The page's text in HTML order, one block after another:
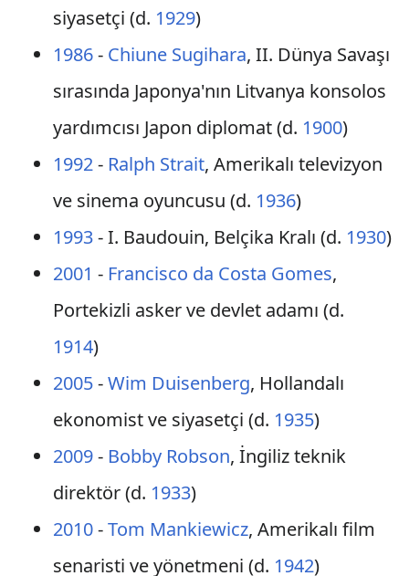
siyasetçi (d. 1929)
1986- Chiune Sugihara, II. Dünya Savaşı
sırasında Japonya'nın Litvanya konsolos
yardımcısı Japon diplomat (d. 1900)
1992- Ralph Strait, Amerikalı televizyon
ve sinema oyuncusu (d. 1936)
1993- I. Baudouin, Belçika Kralı (d. 1930)
2001 - Francisco da Costa Gomes,
Portekizli asker ve devlet adamı (d.
1914)
2005-Wim Duisenberg, Hollandalı
ekonomist ve siyasetçi (d. 1935)
2009- Bobby Robson, İngiliz teknik
direktör (d. 1933)
2010-Tom Mankiewicz, Amerikalı film
senaristi ve yönetmeni (d. 1942)